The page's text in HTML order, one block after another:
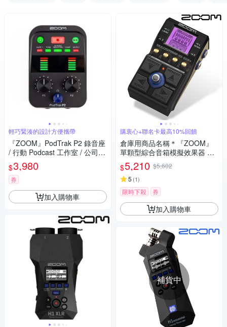
輕巧緊湊的設計方便攜帶
『ZOOM』PodTrak P2 錄音座
/ 行動 Podcast 工作室 / 公司貨
保固
$3,980
券
加入購物車
購衷心+聯名卡最高10%回饋
倉庫用商品名稱＊『ZOOM』
單顆型綜合音箱模擬效果器 MS
-80IR+ / 公司貨保固
$5,210 $5,602
5 (1)
限時下殺 券
加入購物車
補貨中